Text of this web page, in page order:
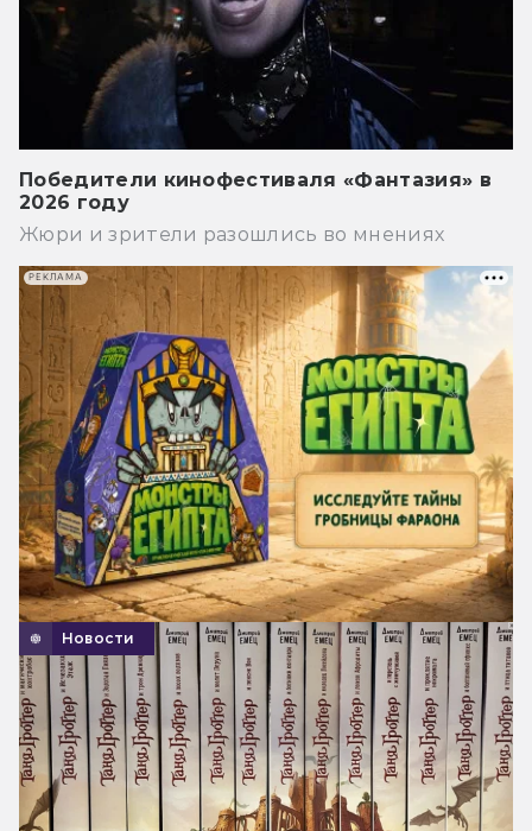
Победители кинофестиваля «Фантазия» в
2026 году
Жюри и зрители разошлись во мнениях
Новости
РЕКЛАМА